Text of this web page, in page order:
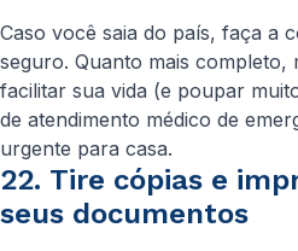
Caso você saia do país, faça a
seguro. Quanto mais completo,
facilitar sua vida (e poupar
de atendimento médico de
urgente para casa.
22. Tire cópias e
seus documentos